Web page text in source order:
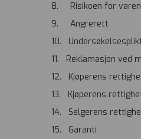
8. Risikoen for varen
9. Angrerett
10.
11. Reklamasjon ved
12. Kjøperens
13. Kjøperens
14. Selgerens
15. Garanti